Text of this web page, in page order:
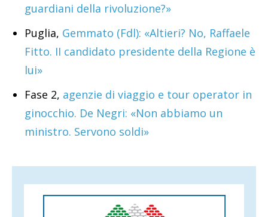
guardiani della rivoluzione?»
Puglia, Gemmato (Fdl): «Altieri? No, Raffaele
Fitto. II candidato presidente della Regione è
lui»
Fase 2, agenzie di viaggio e tour operator in
ginocchio. De Negri: «Non abbiamo un
ministro. Servono soldi»